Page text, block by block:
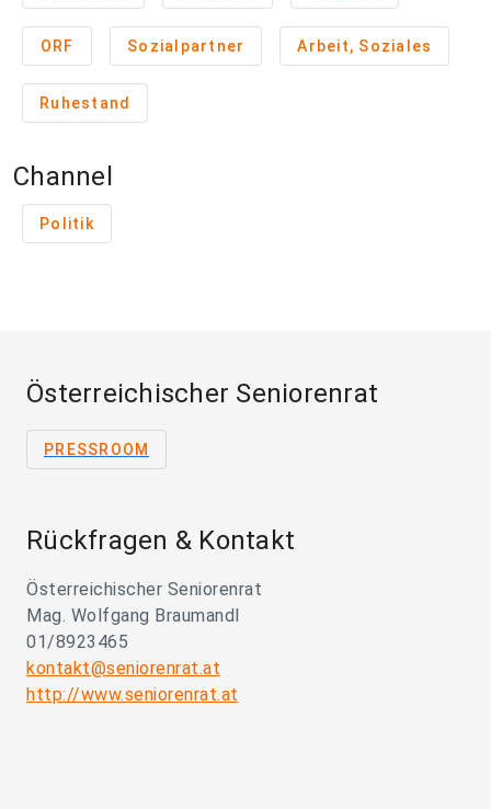
ORF Sozialpartner Arbeit, Soziales
Ruhestand
Channel
Politik
Österreichischer Seniorenrat
PRESSROOM
Rückfragen & Kontakt
Österreichischer Seniorenrat
Mag. Wolfgang Braumandl
01/8923465
kontakt@seniorenrat.at
http://www.seniorenrat.at